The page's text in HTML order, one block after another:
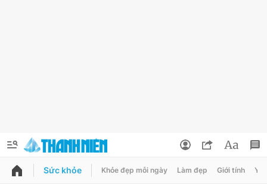
QUẢNG CÁO ĐẶT BÁO
Sức khỏe Khỏe đẹp mỗi ngày Làm đẹp Giới tính Y